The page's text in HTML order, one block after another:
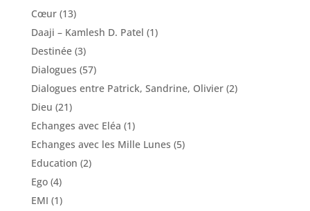
Cœur(13)
Daaji – Kamlesh D. Patel (1)
Destinée(3)
Dialogues (57)
Dialogues entre Patrick, Sandrine, Olivier(2)
Dieu (21)
Echanges avec Eléa (1)
Echanges avec les Mille Lunes (5)
Education (2)
Ego(4)
EMI (1)